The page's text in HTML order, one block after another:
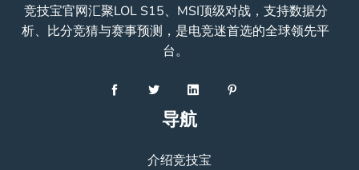
竞技宝官网汇聚LOL S15、MSI顶级对战，支持数据分
析、比分竞猜与赛事预测，是电竞迷首选的全球领先平
台。
导航
介绍竞技宝